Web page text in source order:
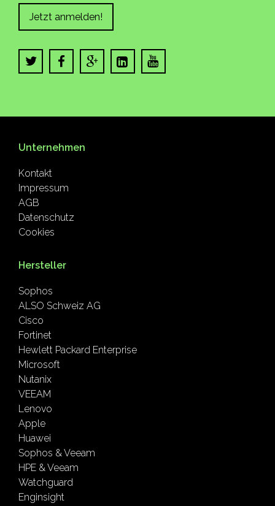
Jetzt anmelden!
Unternehmen
Kontakt
Impressum
AGB
Datenschutz
Cookies
Hersteller
Sophos
ALSO Schweiz AG
Cisco
Fortinet
Hewlett Packard Enterprise
Microsoft
Nutanix
VEEAM
Lenovo
Apple
Huawei
Sophos & Veeam
HPE & Veeam
Watchguard
Enginsight